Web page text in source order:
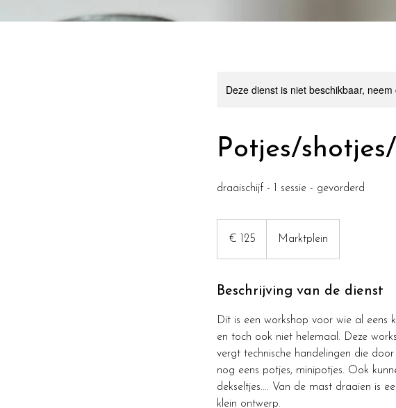
Deze dienst is niet beschikbaar,
Potjes/
draaischijf - 1 sessie - gevorderd
€ 125 Marktplein
Beschrijving van de dienst
Dit is een workshop voor wie al eens
en toch ook niet helemaal. Deze
vergt technische handelingen die
nog eens potjes, minipotjes. Ook
dekseltjes.... Van de mast draaien is
klein ontwerp.